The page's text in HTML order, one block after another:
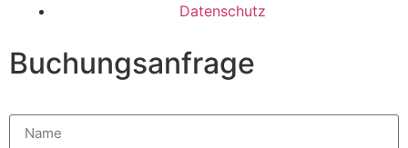
Datenschutz
Buchungsanfrage